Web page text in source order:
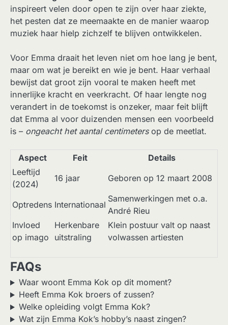
inspireert velen door open te zijn over haar ziekte,
het pesten dat ze meemaakte en de manier waarop
muziek haar hielp zichzelf te blijven ontwikkelen.
Voor Emma draait het leven niet om hoe lang je bent,
maar om wat je bereikt en wie je bent. Haar verhaal
bewijst dat groot zijn vooral te maken heeft met
innerlijke kracht en veerkracht. Of haar lengte nog
verandert in de toekomst is onzeker, maar feit blijft
dat Emma al voor duizenden mensen een voorbeeld
is – ongeacht het aantal centimetersop de meetlat.
Aspect Feit
Details
Leeftijd
(2024)
16 jaar Geboren op 12 maart 2008
Optredens Internationaal
Samenwerkingen met o.a.
André Rieu
Invloed
op imago
Herkenbare
uitstraling
Klein postuur valt op naast
volwassen artiesten
FAQs
Waar woont Emma Kok op dit moment?
Heeft Emma Kok broers of zussen?
Welke opleiding volgt Emma Kok?
Wat zijn Emma Kok’s hobby’s naast zingen?